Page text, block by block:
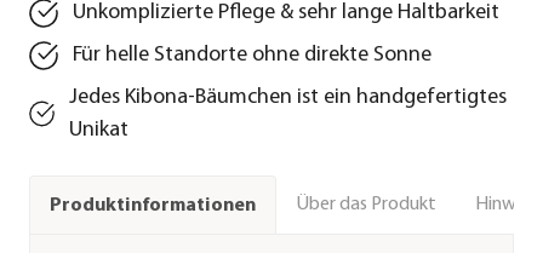
Unkomplizierte Pflege & sehr lange Haltbarkeit
Für helle Standorte ohne direkte Sonne
Jedes Kibona-Bäumchen ist ein handgefertigtes
Unikat
Produktinformationen Über das Produkt